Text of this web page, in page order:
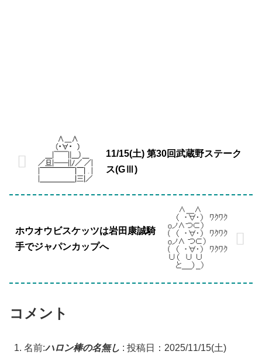
11/15(土) 第30回武蔵野ステーク
ス(GⅢ)
ホウオウビスケッツは岩田康誠騎
手でジャパンカップへ
コメント
名前:ハロン棒の名無し : 投稿日：2025/11/15(土)